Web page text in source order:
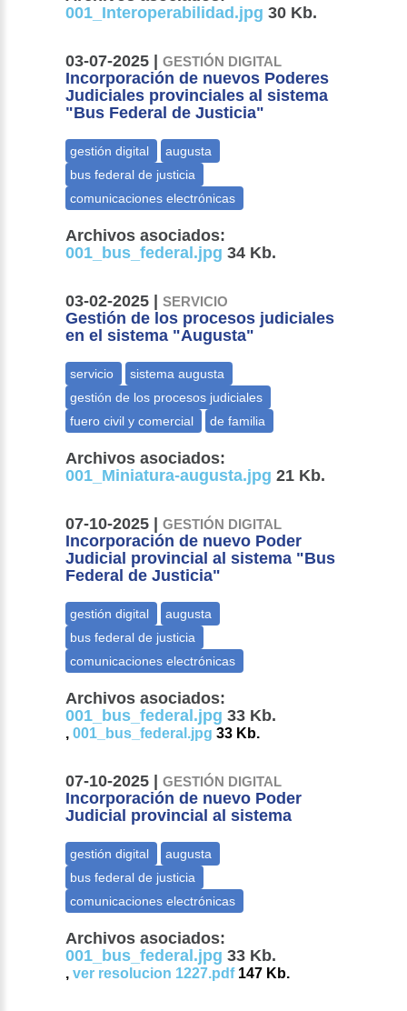
001_Interoperabilidad.jpg 30 Kb.
03-07-2025 |GESTIÓN DIGITAL
Incorporación de nuevos Poderes
Judiciales provinciales al sistema
"Bus Federal de Justicia"
Archivos asociados:
001_bus_federal.jpg 34 Kb.
03-02-2025 |SERVICIO
Gestión de los procesos judiciales
en el sistema "Augusta"
Archivos asociados:
001_Miniatura-augusta.jpg 21 Kb.
07-10-2025 |GESTIÓN DIGITAL
Incorporación de nuevo Poder
Judicial provincial al sistema "Bus
Federal de Justicia"
Archivos asociados:
001_bus_federal.jpg 33 Kb.
,001_bus_federal.jpg 33 Kb.
07-10-2025 |GESTIÓN DIGITAL
Incorporación de nuevo Poder
Judicial provincial al sistema
Archivos asociados:
001_bus_federal.jpg 33 Kb.
,ver resolucion 1227.pdf147 Kb.